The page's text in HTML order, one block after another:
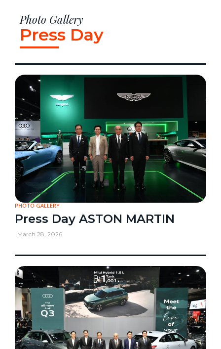
Photo Gallery
Press Day
PHOTO GALLERY
Press Day ASTON MARTIN
March 28, 2026